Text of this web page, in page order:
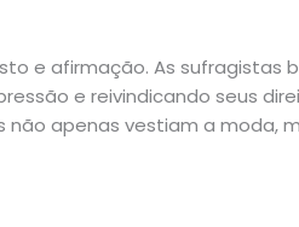
e afirmação. As sufragistas
e reivindicando seus
não apenas vestiam a moda,